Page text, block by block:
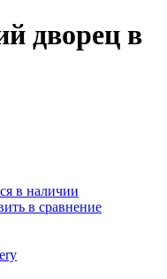
дворец в
в наличии
в сравнение